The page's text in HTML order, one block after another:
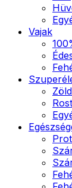
Vajak